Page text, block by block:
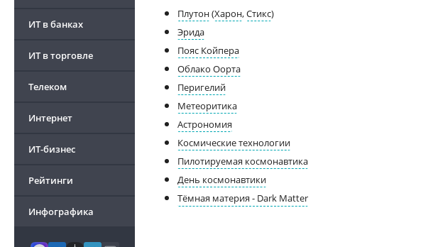
ИТ в банках
ИТ в торговле
Телеком
Интернет
ИТ-бизнес
Рейтинги
Инфографика
Плутон(Харон,Стикс)
Эрида
Пояс Койпера
Облако Оорта
Перигелий
Метеоритика
Астрономия
Космические технологии
Пилотируемая космонавтика
День космонавтики
Тёмная материя - Dark Matter